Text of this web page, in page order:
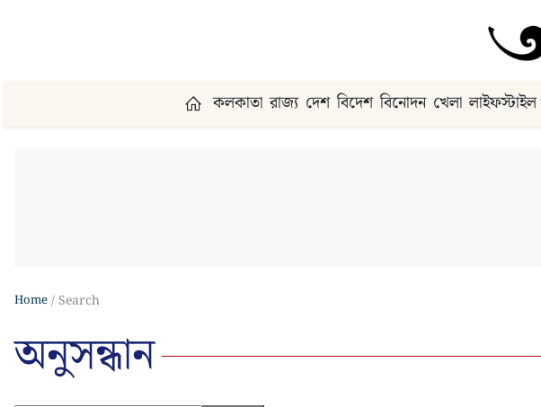
কলকাতা রাজ্য দেশ বিদেশ বিনোদন খেলা লাইফস্টাইল
Home Search
অনুসন্ধান